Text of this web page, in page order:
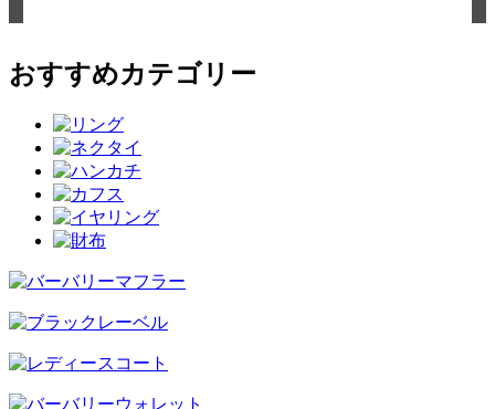
おすすめカテゴリー